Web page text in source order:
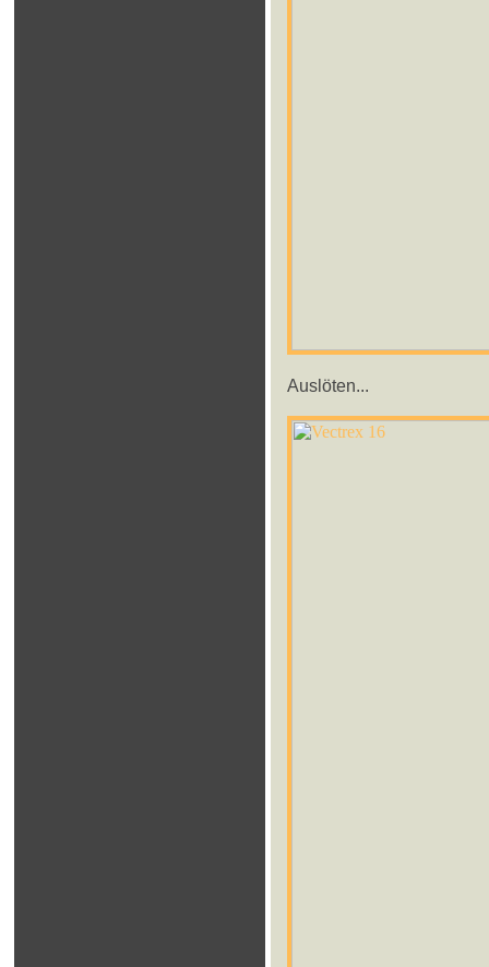
Auslöten...